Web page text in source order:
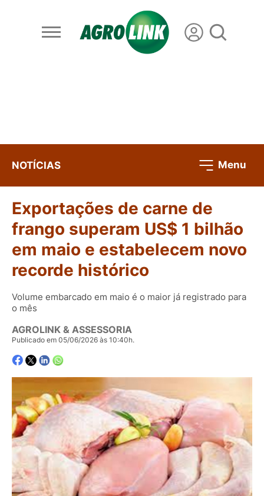
NOTÍCIAS Menu
Exportações de carne de
frango superam US$ 1 bilhão
em maio e estabelecem novo
recorde histórico
Volume embarcado em maio é o maior já registrado para
o mês
AGROLINK & ASSESSORIA
Publicado em 05/06/2026 às 10:40h.